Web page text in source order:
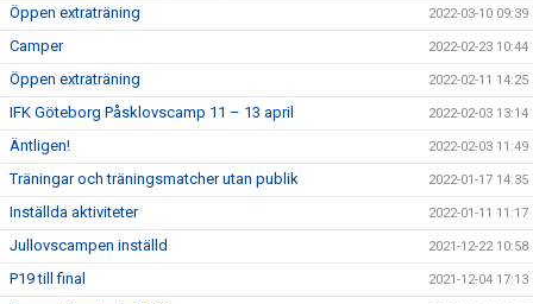
Öppen extraträning 2022-03-10 09:39
Camper 2022-02-23 10:44
Öppen extraträning 2022-02-11 14:25
IFK Göteborg Påsklovscamp 11 – 13 april 2022-02-03 13:14
Äntligen! 2022-02-03 11:49
Träningar och träningsmatcher utan publik 2022-01-17 14:35
Inställda aktiviteter 2022-01-11 11:17
Jullovscampen inställd 2021-12-22 10:58
P19 till final 2021-12-04 17:13